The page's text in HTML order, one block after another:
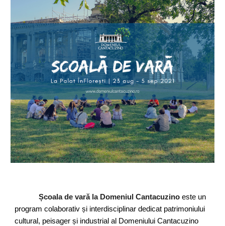
Școala de vară la Domeniul Cantacuzino este un
program colaborativ și interdisciplinar dedicat patrimoniului
cultural, peisager și industrial al Domeniului Cantacuzino